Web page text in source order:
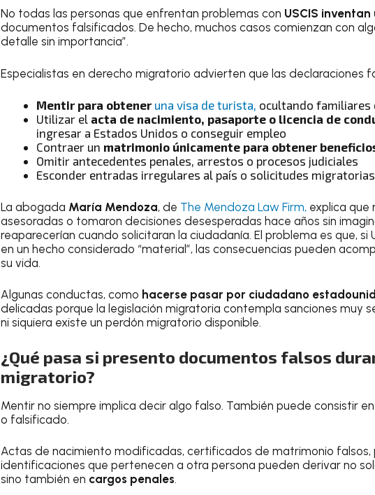
No todas las personas que enfrentan problemas con USCIS inventan
documentos falsificados. De hecho, muchos casos comienzan con
detalle sin importancia”.
Especialistas en derecho migratorio advierten que las declaraciones
Mentir para obtener una visa de turista, ocultando familiares
Utilizar el acta de nacimiento, pasaporte o licencia de
ingresar a Estados Unidos o conseguir empleo
Contraer un matrimonio únicamente para obtener
Omitir antecedentes penales, arrestos o procesos judiciales
Esconder entradas irregulares al país o solicitudes
La abogada María Mendoza, de The Mendoza Law Firm, explica que
asesoradas o tomaron decisiones desesperadas hace años sin
reaparecerían cuando solicitaran la ciudadanía. El problema es que, si
en un hecho considerado “material”, las consecuencias pueden
su vida.
Algunas conductas, como hacerse pasar por ciudadano
delicadas porque la legislación migratoria contempla sanciones muy
ni siquiera existe un perdón migratorio disponible.
¿Qué pasa si presento documentos falsos
migratorio?
Mentir no siempre implica decir algo falso. También puede consistir
o falsificado.
Actas de nacimiento modificadas, certificados de matrimonio
identificaciones que pertenecen a otra persona pueden derivar no
sino también en cargos penales.